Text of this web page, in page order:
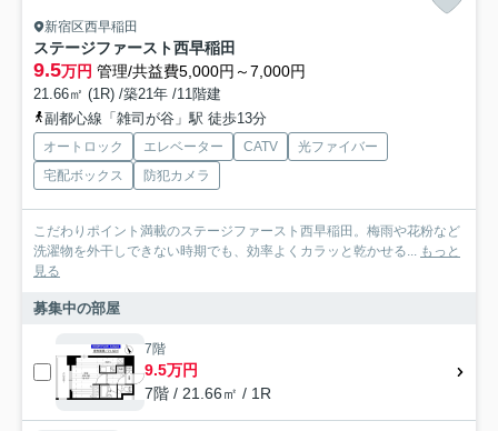
新宿区西早稲田
ステージファースト西早稲田
9.5万円 管理/共益費5,000円～7,000円
21.66㎡ (1R) /築21年 /11階建
副都心線「雑司が谷」駅 徒歩13分
オートロック エレベーター CATV
光ファイバー
宅配ボックス
防犯カメラ
こだわりポイント満載のステージファースト西早稲田。梅雨や花粉など
洗濯物を外干しできない時期でも、効率よくカラッと乾かせる... もっと
見る
募集中の部屋
7階
9.5万円
7階 / 21.66㎡ / 1R